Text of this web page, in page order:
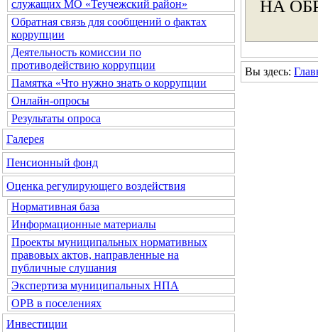
служащих МО «Теучежский район»
Обратная связь для сообщений о фактах
коррупции
Деятельность комиссии по
противодействию коррупции
Памятка «Что нужно знать о коррупции
Онлайн-опросы
Результаты опроса
Галерея
Пенсионный фонд
Оценка регулирующего воздействия
Нормативная база
Информационные материалы
Проекты муниципальных нормативных
правовых актов, направленные на
публичные слушания
Экспертиза муниципальных НПА
ОРВ в поселениях
Инвестиции
НА
Вы здесь: